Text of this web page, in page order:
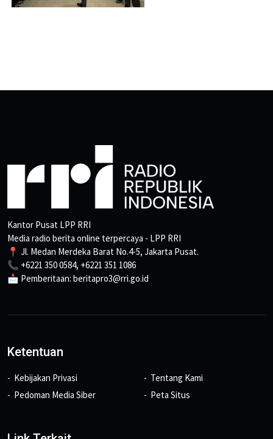
Kantor Pusat LPP RRI
Media radio berita online terpercaya - LPP RRI
📍 Jl. Medan Merdeka Barat No.4-5, Jakarta Pusat.
📞 +6221 350 0584, +6221 351 1086
📩 Pemberitaan: beritapro3@rri.go.id
Ketentuan
Kebijakan Privasi
Pedoman Media Siber
Tentang Kami
Peta Situs